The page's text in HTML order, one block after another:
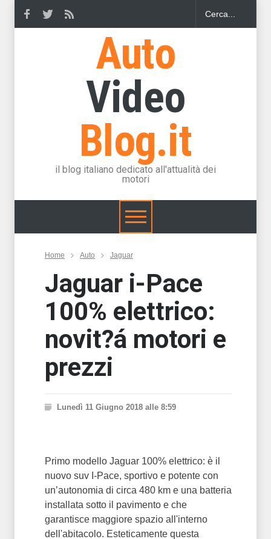
Auto
Video
Blog.it
il blog italiano dedicato all'attualità dei
motori
Home Auto Jaguar
Jaguar i-Pace
100% elettrico:
novit?á motori e
prezzi
Lunedì 11 Giugno 2018 alle 8:59
Primo modello Jaguar 100% elettrico: è il
nuovo suv I-Pace, sportivo e potente con
un’autonomia di circa 480 km e una batteria
installata sotto il pavimento e che
garantisce maggiore spazio all'interno
dell'abitacolo. Esteticamente questa